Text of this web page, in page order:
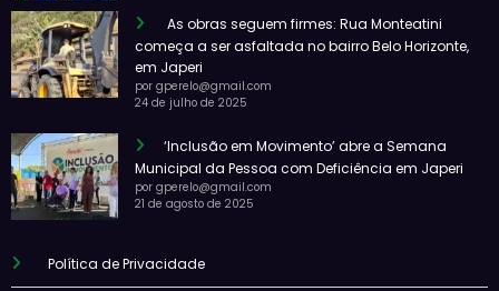
As obras seguem firmes: Rua Monteatini
começa a ser asfaltada no bairro Belo Horizonte,
em Japeri
por gperelo@gmail.com
24 de julho de 2025
‘Inclusão em Movimento’ abre a Semana
Municipal da Pessoa com Deficiência em Japeri
por gperelo@gmail.com
21 de agosto de 2025
Política de Privacidade